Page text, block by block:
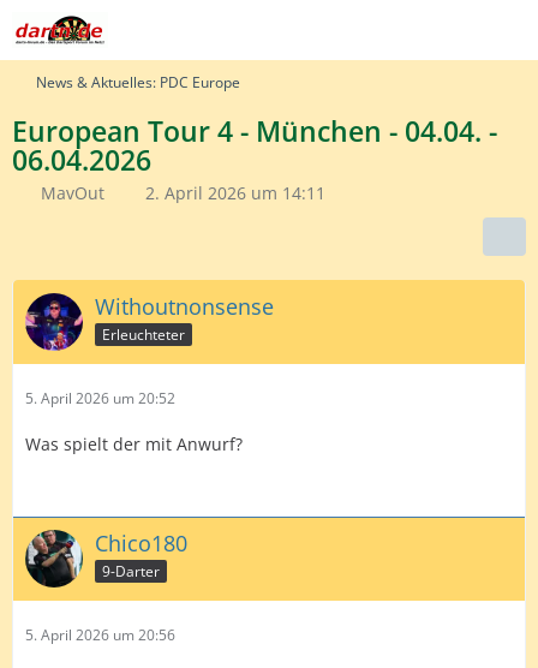
News & Aktuelles: PDC Europe
European Tour 4 - München - 04.04. -
06.04.2026
MavOut 2. April 2026 um 14:11
Withoutnonsense
Erleuchteter
5. April 2026 um 20:52
Was spielt der mit Anwurf?
Chico180
9-Darter
5. April 2026 um 20:56